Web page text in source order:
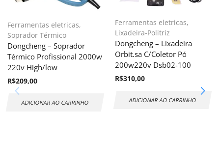
Ferramentas eletricas,
Soprador Térmico
Dongcheng – Soprador
Térmico Profissional 2000w
220v High/low
R$209,00
ADICIONAR AO CARRINHO
Ferramentas eletricas,
Lixadeira-Politriz
Dongcheng – Lixadeira
Orbit.sa C/Coletor Pó
200w220v Dsb02-100
R$310,00
ADICIONAR AO CARRINHO